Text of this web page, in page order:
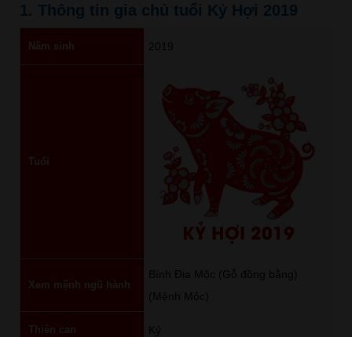
1. Thông tin gia chủ tuổi Kỷ Hợi 2019
Năm sinh 2019
Tuổi
KỶ HỢI 2019
Xem mệnh ngũ hành
Bình Địa Mộc (Gỗ đồng bằng)
(Mệnh Mộc)
Thiên can Kỷ